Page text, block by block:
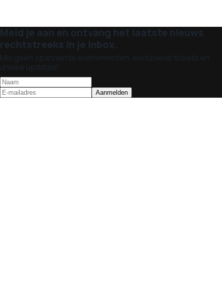
Meld je aan en ontvang het laatste nieuws
rechtstreeks in je inbox.
Mis geen spannende evenementen, exclusieve tickets en
unieke updates!